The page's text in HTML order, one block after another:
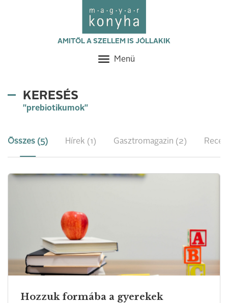
AMITŐL A SZELLEM IS JÓLLAKIK
Toggle
Menü
KERESÉS
"prebiotikumok"
Összes (5) Hírek (1) Gasztromagazin (2)
Hozzuk formába a gyerekek